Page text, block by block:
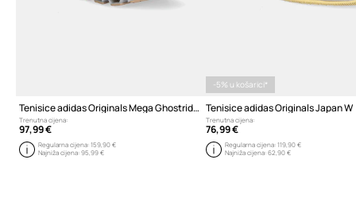
Tenisice adidas Originals Mega Ghostride W
Trenutna cijena:
97,99 €
Regularna cijena:159,90 €
Najniža cijena:95,99 €
-5% u košarici*
Tenisice adidas Originals Japan W
Trenutna cijena:
76,99 €
Regularna cijena: 119,90 €
Najniža cijena: 62,90 €